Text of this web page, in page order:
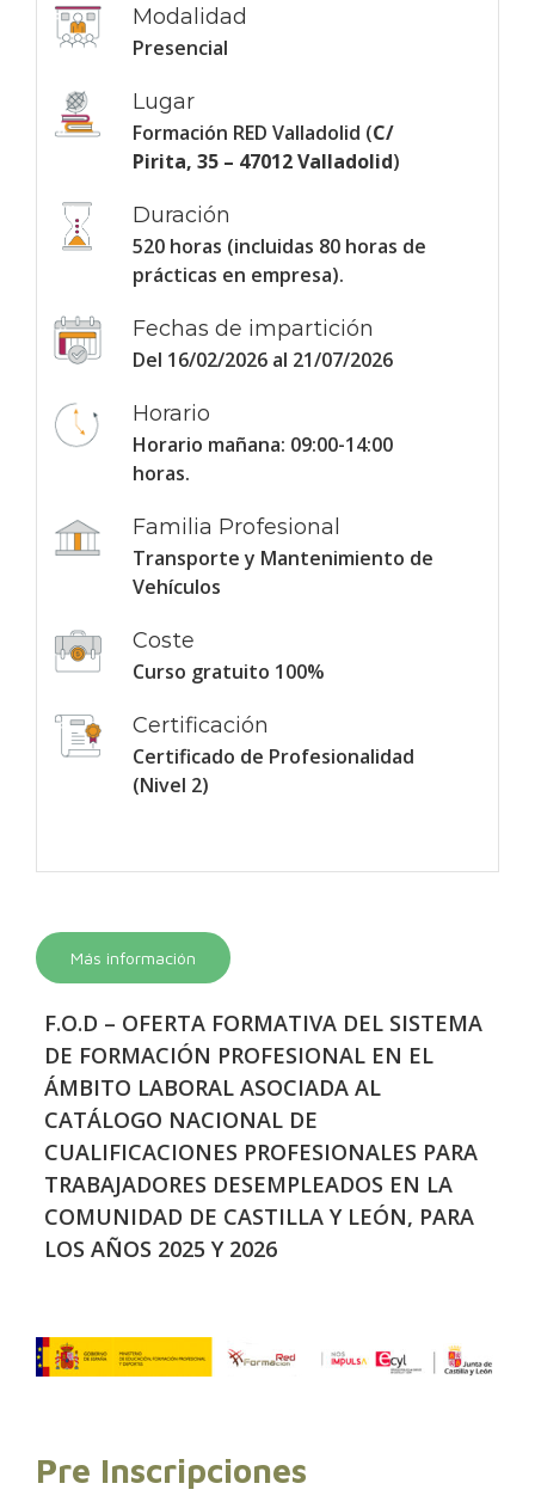
Modalidad
Presencial
Lugar
Formación RED Valladolid (C/
Pirita, 35 – 47012 Valladolid)
Duración
520 horas (incluidas 80 horas de
prácticas en empresa).
Fechas de impartición
Del 16/02/2026 al 21/07/2026
Horario
Horario mañana: 09:00-14:00
horas.
Familia Profesional
Transporte y Mantenimiento de
Vehículos
Coste
Curso gratuito 100%
Certificación
Certificado de Profesionalidad
(Nivel 2)
Más información
F.O.D – OFERTA FORMATIVA DEL SISTEMA
DE FORMACIÓN PROFESIONAL EN EL
ÁMBITO LABORAL ASOCIADA AL
CATÁLOGO NACIONAL DE
CUALIFICACIONES PROFESIONALES PARA
TRABAJADORES DESEMPLEADOS EN LA
COMUNIDAD DE CASTILLA Y LEÓN, PARA
LOS AÑOS 2025 Y 2026
Pre Inscripciones